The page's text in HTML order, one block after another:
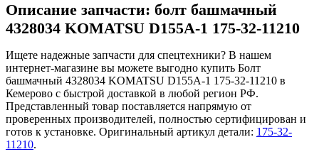
Описание запчасти: болт башмачный
4328034 KOMATSU D155A-1 175-32-11210
Ищете надежные запчасти для спецтехники? В нашем
интернет-магазине вы можете выгодно купить Болт
башмачный 4328034 KOMATSU D155A-1 175-32-11210 в
Кемерово с быстрой доставкой в любой регион РФ.
Представленный товар поставляется напрямую от
проверенных производителей, полностью сертифицирован и
готов к установке. Оригинальный артикул детали: 175-32-
11210.